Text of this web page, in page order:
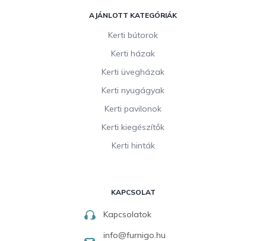
AJÁNLOTT KATEGÓRIÁK
Kerti bútorok
Kerti házak
Kerti üvegházak
Kerti nyugágyak
Kerti pavilonok
Kerti kiegészítők
Kerti hinták
KAPCSOLAT
Kapcsolatok
info@furnigo.hu